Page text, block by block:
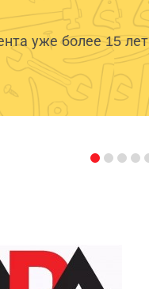
уже более 15 лет